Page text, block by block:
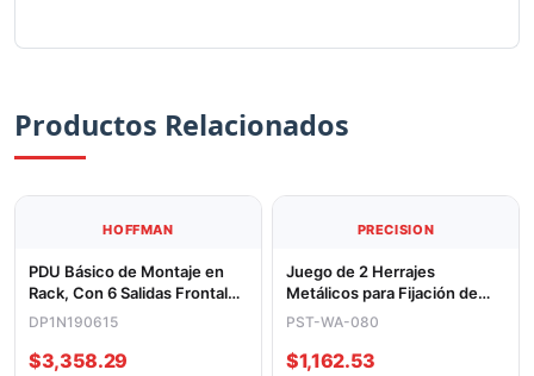
Productos Relacionados